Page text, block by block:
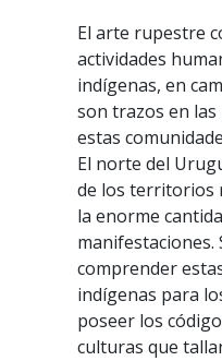
El arte rupestre
actividades
indígenas, en
son trazos en
estas
El norte del
de los territorios
la enorme
manifestaciones.
comprender
indígenas para
poseer los
culturas que